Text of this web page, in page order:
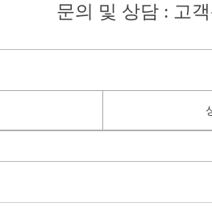
문의 및 상담 : 고